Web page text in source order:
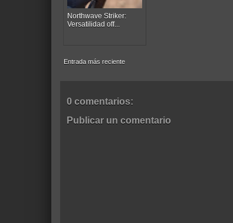
Northwave Striker:
Versatilidad off...
Entrada más reciente
0 comentarios:
Publicar un comentario